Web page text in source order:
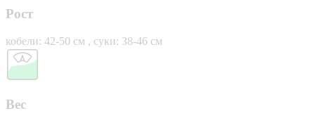
Рост
кобели: 42-50 см , суки: 38-46 см
Вес